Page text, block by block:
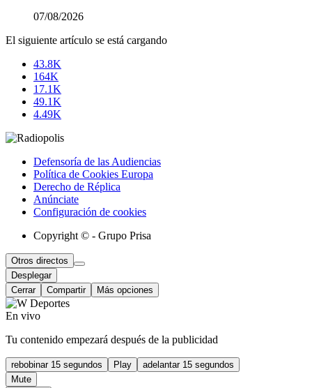
07/08/2026
El siguiente artículo se está cargando
43.8K
164K
17.1K
49.1K
4.49K
Defensoría de las Audiencias
Política de Cookies Europa
Derecho de Réplica
Anúnciate
Configuración de cookies
Copyright © - Grupo Prisa
Otros directos
Desplegar
Cerrar
Compartir Más opciones
En vivo
Tu contenido empezará después de la publicidad
rebobinar 15 segundos Play
adelantar 15 segundos
Mute